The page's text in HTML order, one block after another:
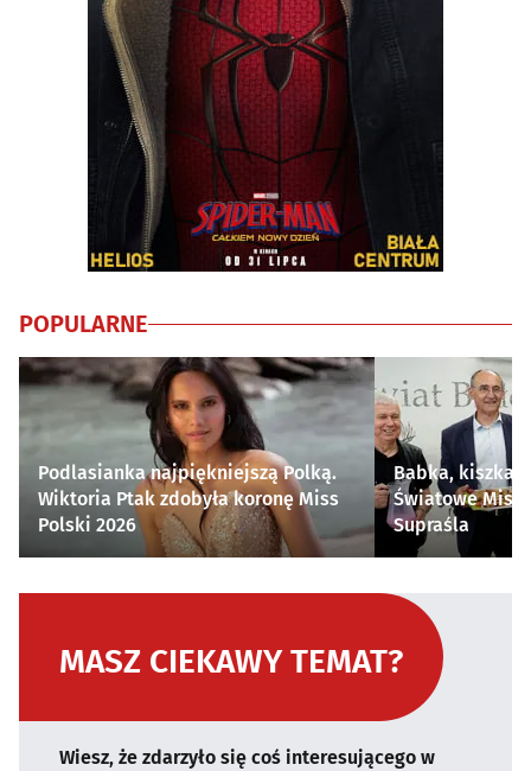
POPULARNE
Podlasianka najpiękniejszą Polką.
Wiktoria Ptak zdobyła koronę Miss
Polski 2026
Babka, kiszka i
Światowe
Supraśla
MASZ CIEKAWY TEMAT?
Wiesz, że zdarzyło się coś interesującego w